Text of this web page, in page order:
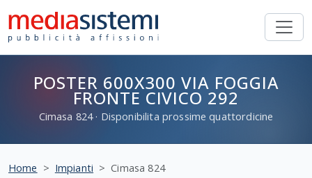
POSTER 600X300 VIA FOGGIA
FRONTE CIVICO 292
Cimasa 824· Disponibilita prossime quattordicine
Home Impianti Cimasa 824